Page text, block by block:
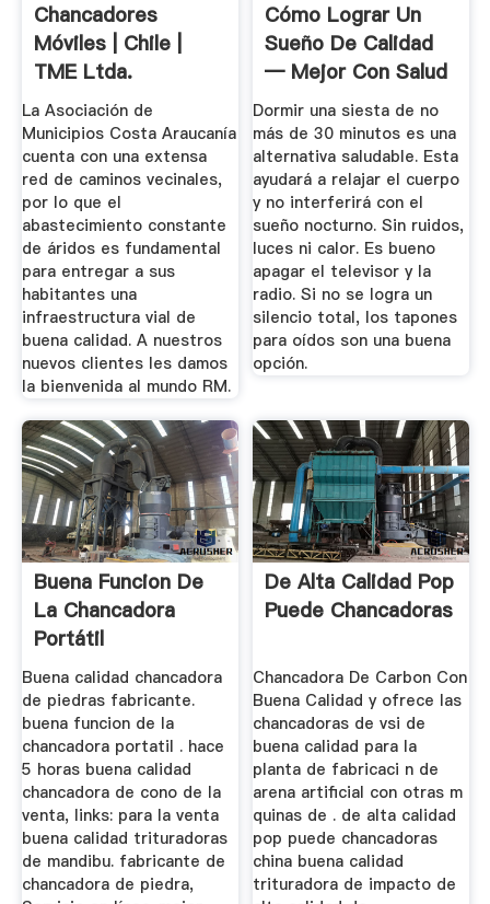
Chancadores
Móviles | Chile |
TME Ltda.
La Asociación de
Municipios Costa Araucanía
cuenta con una extensa
red de caminos vecinales,
por lo que el
abastecimiento constante
de áridos es fundamental
para entregar a sus
habitantes una
infraestructura vial de
buena calidad. A nuestros
nuevos clientes les damos
la bienvenida al mundo RM.
Cómo Lograr Un
Sueño De Calidad
— Mejor Con Salud
Dormir una siesta de no
más de 30 minutos es una
alternativa saludable. Esta
ayudará a relajar el cuerpo
y no interferirá con el
sueño nocturno. Sin ruidos,
luces ni calor. Es bueno
apagar el televisor y la
radio. Si no se logra un
silencio total, los tapones
para oídos son una buena
opción.
Buena Funcion De
La Chancadora
Portátil
Buena calidad chancadora
de piedras fabricante.
buena funcion de la
chancadora portatil . hace
5 horas buena calidad
chancadora de cono de la
venta, links: para la venta
buena calidad trituradoras
de mandibu. fabricante de
chancadora de piedra,
De Alta Calidad Pop
Puede Chancadoras
Chancadora De Carbon Con
Buena Calidad y ofrece las
chancadoras de vsi de
buena calidad para la
planta de fabricaci n de
arena artificial con otras m
quinas de . de alta calidad
pop puede chancadoras
china buena calidad
trituradora de impacto de